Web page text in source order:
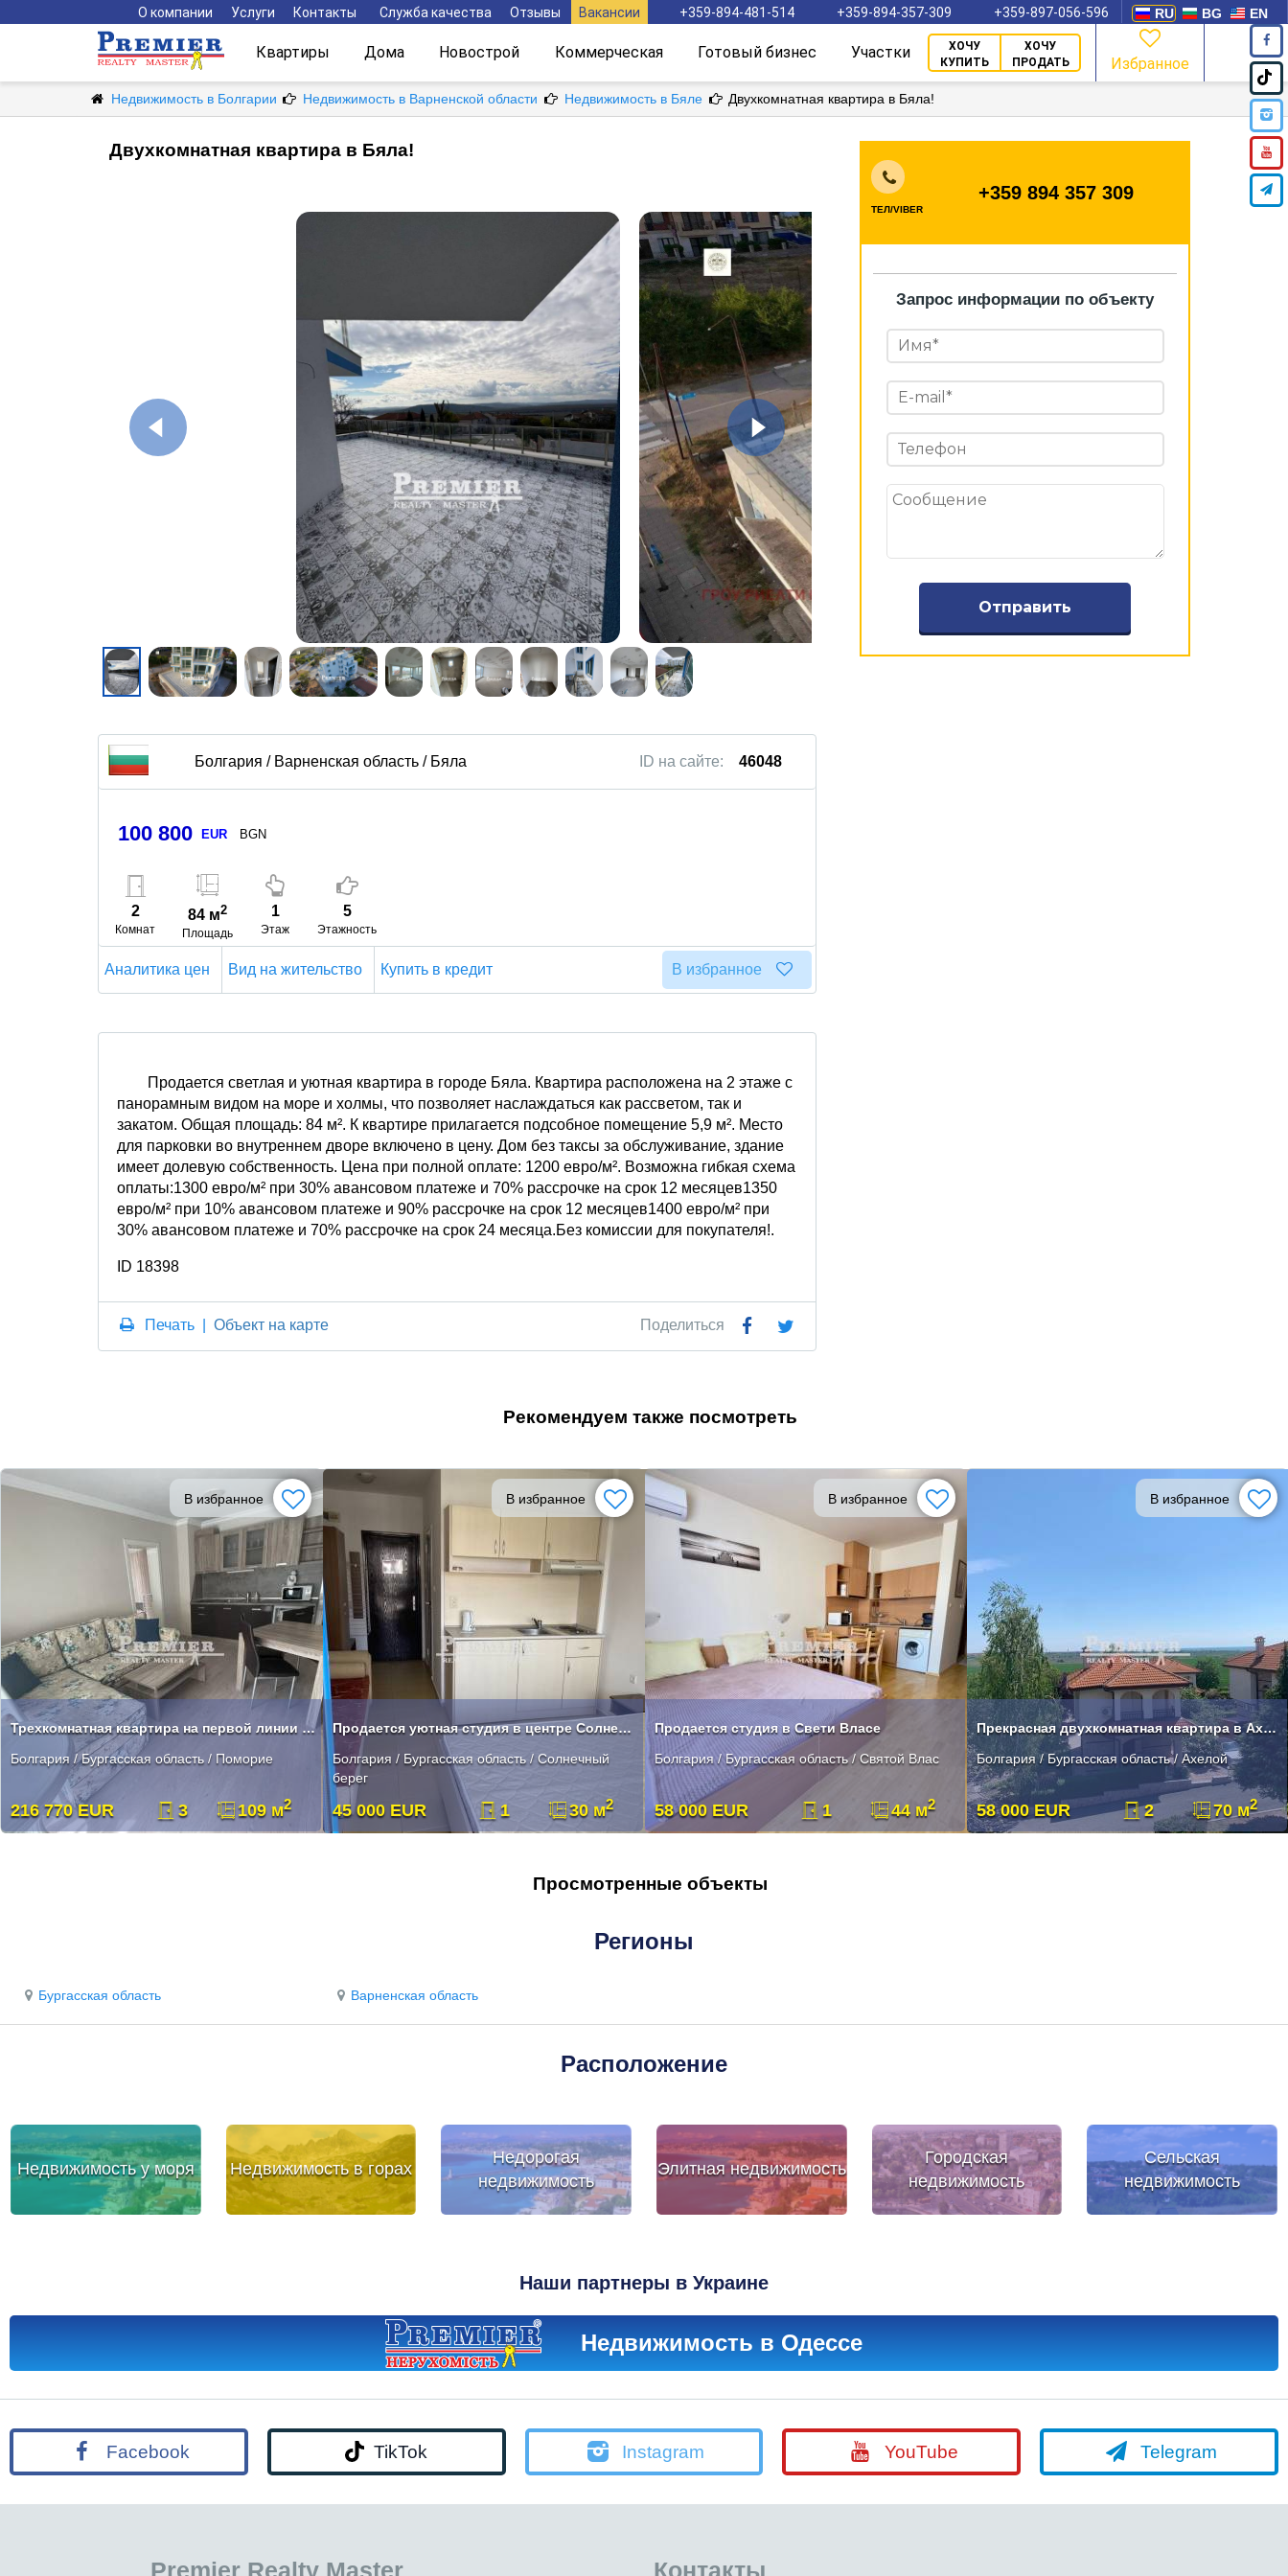
RU BG EN
О компании Услуги Контакты Служба качества Отзывы Вакансии +359-894-481-514 +359-894-357-309 +359-897-056-596
Квартиры Дома Новострой Коммерческая Готовый бизнес Участки
ХОЧУ
КУПИТЬ
ХОЧУ
ПРОДАТЬ
Избранное
Недвижимость в Болгарии Недвижимость в Варненской области Недвижимость в Бяле Двухкомнатная квартира в Бяла!
Двухкомнатная квартира в Бяла!
Болгария / Варненская область / Бяла 46048
ID на сайте:
100 800 EUR BGN
2
Комнат
84 м2
Площадь
1
Этаж
5
Этажность
Аналитика цен Вид на жительство Купить в кредит В избранное
Продается светлая и уютная квартира в городе Бяла. Квартира расположена на 2 этаже с
панорамным видом на море и холмы, что позволяет наслаждаться как рассветом, так и
закатом. Общая площадь: 84 м². К квартире прилагается подсобное помещение 5,9 м². Место
для парковки во внутреннем дворе включено в цену. Дом без таксы за обслуживание, здание
имеет долевую собственность. Цена при полной оплате: 1200 евро/м². Возможна гибкая схема
оплаты:1300 евро/м² при 30% авансовом платеже и 70% рассрочке на срок 12 месяцев1350
евро/м² при 10% авансовом платеже и 90% рассрочке на срок 12 месяцев1400 евро/м² при
30% авансовом платеже и 70% рассрочке на срок 24 месяца.Без комиссии для покупателя!.
ID 18398
Печать |Объект на карте Поделиться
ТЕЛ/VIBER
+359 894 357 309
Запрос информации по объекту
Рекомендуем также посмотреть
В избранное
Трехкомнатная квартира на первой линии в элитном комплексе в Поморие
Болгария / Бургасская область / Поморие
216 770 EUR 3 109 м2
В избранное
Продается уютная студия в центре Солнечного Берега.
Болгария / Бургасская область / Солнечный
берег
45 000 EUR 1 30 м2
В избранное
Продается студия в Свети Власе
Болгария / Бургасская область / Святой Влас
58 000 EUR 1 44 м2
В избранное
Прекрасная двухкомнатная квартира в Ахелой!
Болгария / Бургасская область / Ахелой
58 000 EUR 2 70 м2
Просмотренные объекты
Регионы
Бургасская область Варненская область
Расположение
Недвижимость у моря Недвижимость в горах
Недорогая
недвижимость
Элитная недвижимость
Городская
недвижимость
Сельская
недвижимость
Наши партнеры в Украине
Недвижимость в Одессе
Facebook TikTok Instagram YouTube Telegram
Premier Realty Master Контакты